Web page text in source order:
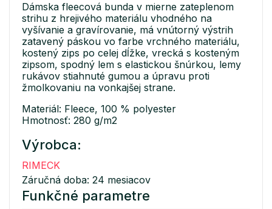
Dámska fleecová bunda v mierne zateplenom
strihu z hrejivého materiálu vhodného na
vyšívanie a gravírovanie, má vnútorný výstrih
zatavený páskou vo farbe vrchného materiálu,
kostený zips po celej dĺžke, vrecká s kosteným
zipsom, spodný lem s elastickou šnúrkou, lemy
rukávov stiahnuté gumou a úpravu proti
žmolkovaniu na vonkajšej strane.
Materiál: Fleece, 100 % polyester
Hmotnosť: 280 g/m2
Výrobca:
RIMECK
Záručná doba: 24 mesiacov
Funkčné parametre